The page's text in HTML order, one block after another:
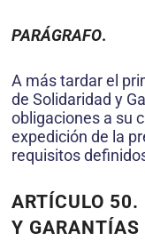
PARÁGRAFO.
A más tardar el
de Solidaridad y
obligaciones a su
expedición de la
requisitos
ARTÍCULO 50.
Y GARANTÍAS